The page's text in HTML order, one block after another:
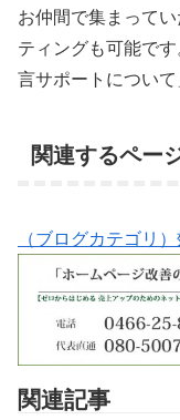
お仲間で集まって
ティングも可能で
言サポートについて
関連するペー
（ブログカテゴリ
関連記事